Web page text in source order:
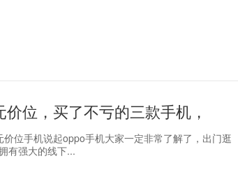
位，买了不亏的三款手机，
位手机说起oppo手机大家一定非常了解了，出门逛
有强大的线下...